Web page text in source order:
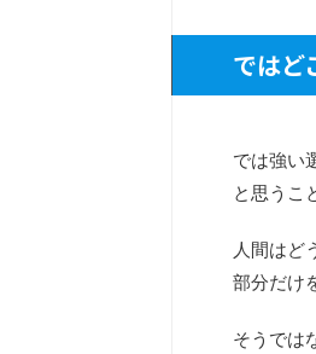
ではど
では強い
と思うこ
人間はど
部分だけ
そうでは